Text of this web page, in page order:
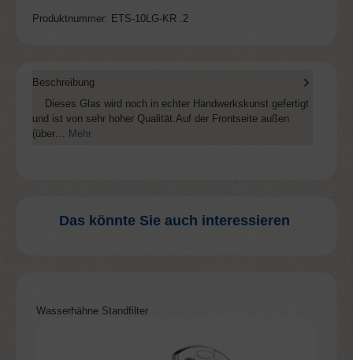
Produktnummer: ETS-10LG-KR .2
Beschreibung
Dieses Glas wird noch in echter Handwerkskunst gefertigt
und ist von sehr hoher Qualität.Auf der Frontseite außen
(über… Mehr
Das könnte Sie auch interessieren
Produktgalerie überspringen
Wasserhähne Standfilter